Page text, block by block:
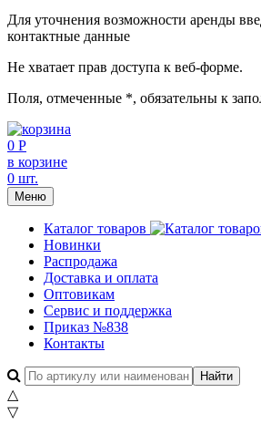
Для уточнения возможности аренды
контактные данные
Не хватает прав доступа к веб-форме.
Поля, отмеченные *, обязательны к
0 Р
в корзине
0 шт.
Меню
Каталог товаров
Новинки
Распродажа
Доставка и оплата
Оптовикам
Сервис и поддержка
Приказ №838
Контакты
△
▽